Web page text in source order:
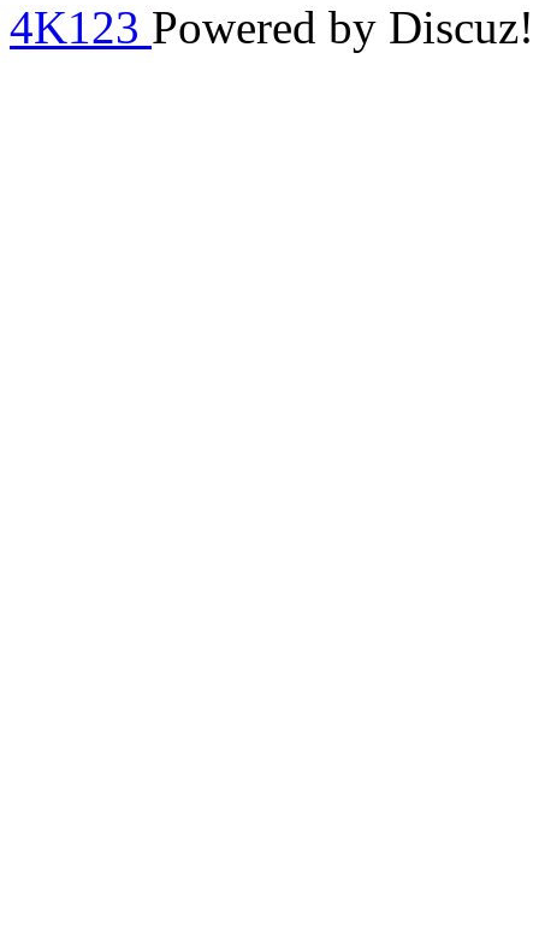
4K123 Powered by